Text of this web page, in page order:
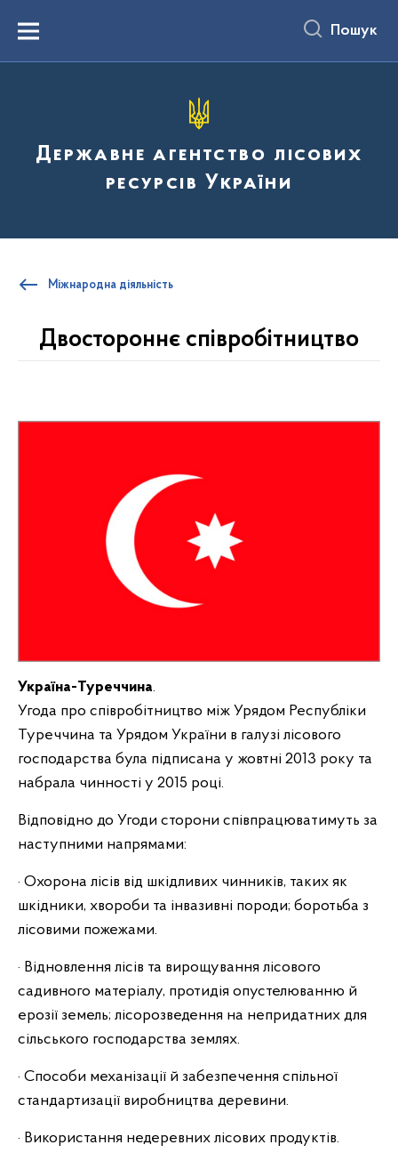
вмістуMenu Пошук
Державне агентство лісових
ресурсів України
Міжнародна діяльність
Двостороннє співробітництво
Україна-Туреччина.
Угода про співробітництво між Урядом Республіки
Туреччина та Урядом України в галузі лісового
господарства була підписана у жовтні 2013 року та
набрала чинності у 2015 році.
Відповідно до Угоди сторони співпрацюватимуть за
наступними напрямами:
· Охорона лісів від шкідливих чинників, таких як
шкідники, хвороби та інвазивні породи; боротьба з
лісовими пожежами.
· Відновлення лісів та вирощування лісового
садивного матеріалу, протидія опустелюванню й
ерозії земель; лісорозведення на непридатних для
сільського господарства землях.
· Способи механізації й забезпечення спільної
стандартизації виробництва деревини.
· Використання недеревних лісових продуктів.